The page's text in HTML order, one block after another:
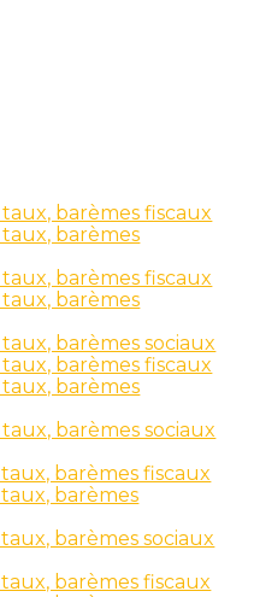
barèmes fiscaux
barèmes
barèmes fiscaux
barèmes
barèmes sociaux
barèmes fiscaux
barèmes
barèmes sociaux
barèmes fiscaux
barèmes
barèmes sociaux
barèmes fiscaux